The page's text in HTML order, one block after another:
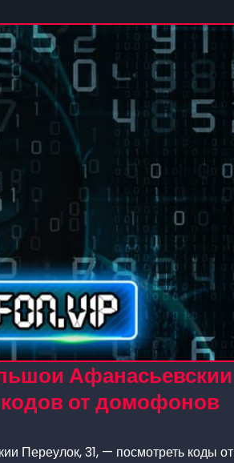
Афанасьевскии
кодов от домофонов
Переулок, 31, — посмотреть коды от